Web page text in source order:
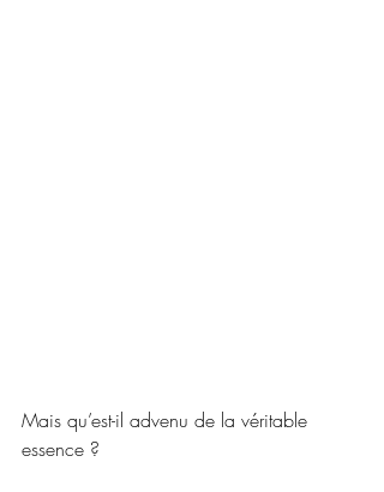
Mais qu’est-il advenu de la véritable
essence ?